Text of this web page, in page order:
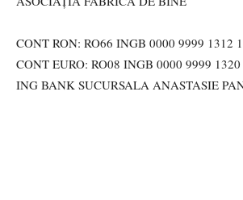
CONT RON: RO66 INGB 0000 9999 1312
CONT EURO: RO08 INGB 0000 9999
ING BANK SUCURSALA ANASTASIE